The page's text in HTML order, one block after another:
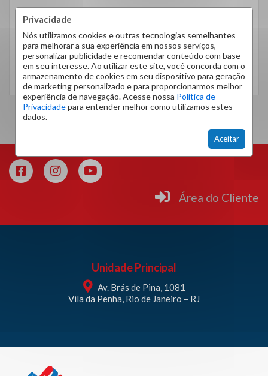
Privacidade
Nós utilizamos cookies e outras tecnologias semelhantes
para melhorar a sua experiência em nossos serviços,
personalizar publicidade e recomendar conteúdo com base
em seu interesse. Ao utilizar este site, você concorda com o
armazenamento de cookies em seu dispositivo para geração
de marketing personalizado e para proporcionarmos melhor
experiência de navegação. Acesse nossa Política de
Privacidadepara entender melhor como utilizamos estes
dados.
Aceitar
LEIA MAIS
Área do Cliente
Unidade Principal
Av. Brás de Pina, 1081
Vila da Penha, Rio de Janeiro – RJ